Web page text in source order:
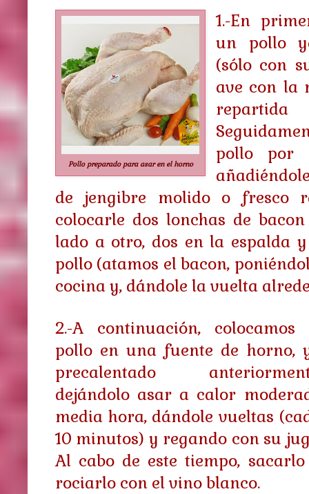
Pollo preparado para asar en el horno
1.-En
un pollo
(sólo con
ave con la
pollo por
de jengibre molido o fresco
colocarle dos lonchas de
lado a otro, dos en la espalda
pollo (atamos el bacon,
cocina y, dándole la vuelta
2.-A continuación, colocamos
pollo en una fuente de horno,
precalentado
dejándolo asar a calor
media hora, dándole vueltas
10 minutos) y regando con su
Al cabo de este tiempo,
rociarlo con el vino blanco.